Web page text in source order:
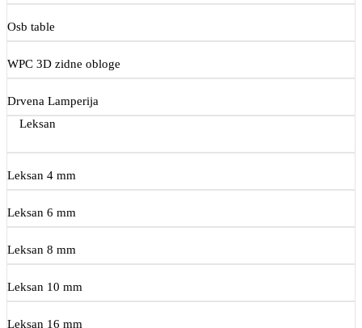
Osb table
WPC 3D zidne obloge
Drvena Lamperija
Leksan
Leksan 4 mm
Leksan 6 mm
Leksan 8 mm
Leksan 10 mm
Leksan 16 mm